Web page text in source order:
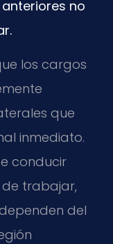
no
los cargos
que
inmediato.
conducir
trabajar,
del